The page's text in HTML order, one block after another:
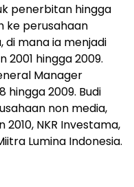
penerbitan hingga
ke perusahaan
di mana ia menjadi
hingga 2009.
Manager
hingga 2009. Budi
non media,
NKR Investama,
Lumina Indonesia.